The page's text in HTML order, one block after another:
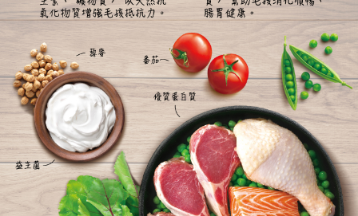
５．嚴禁一人註冊多個帳號或使用他人資訊註冊。若發現惡意使用之情形，
恩沛科技股份有限公司將有權停止該用戶之使用額度並採取法律行動。